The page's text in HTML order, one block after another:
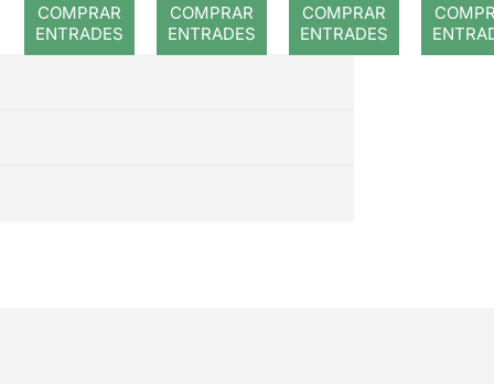
COMPRAR
ENTRADES
COMPRAR
ENTRADES
COMPRAR
ENTRADES